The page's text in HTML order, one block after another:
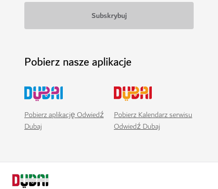
Pobierz nasze aplikacje
Pobierz aplikację Odwiedź
Dubaj
Pobierz Kalendarz serwisu
Odwiedź Dubaj